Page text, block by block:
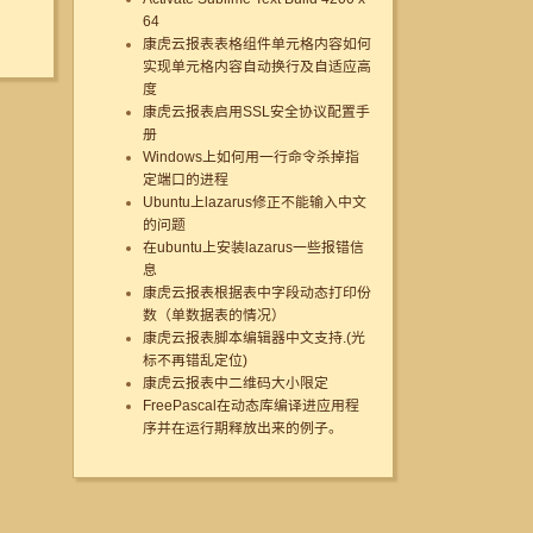
64
康虎云报表表格组件单元格内容如何
实现单元格内容自动换行及自适应高
度
康虎云报表启用SSL安全协议配置手
册
Windows上如何用一行命令杀掉指
定端口的进程
Ubuntu上lazarus修正不能输入中文
的问题
在ubuntu上安装lazarus一些报错信
息
康虎云报表根据表中字段动态打印份
数（单数据表的情况）
康虎云报表脚本编辑器中文支持.(光
标不再错乱定位)
康虎云报表中二维码大小限定
FreePascal在动态库编译进应用程
序并在运行期释放出来的例子。